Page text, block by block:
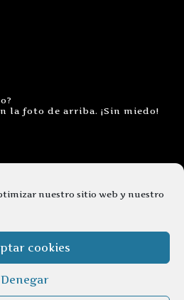
nuestro sitio web y nuestro
cookies
Denegar
la foto de arriba. ¡Sin miedo!